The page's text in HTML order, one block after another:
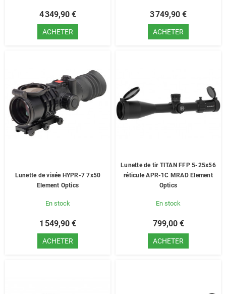
4 349,90 €
ACHETER
3 749,90 €
ACHETER
Lunette de visée HYPR-7 7x50
Element Optics
En stock
1 549,90 €
ACHETER
Lunette de tir TITAN FFP 5-25x56
réticule APR-1C MRAD Element
Optics
En stock
799,00 €
ACHETER